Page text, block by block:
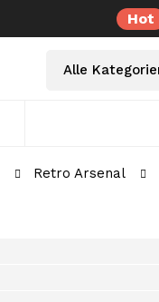
Hot
Select
Suche
Retro Arsenal